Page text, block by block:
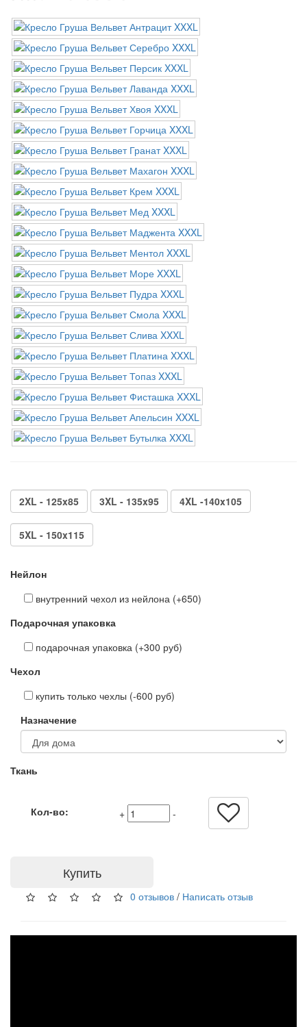
2XL - 125x85 3XL - 135x95 4XL -140x105
5XL - 150x115
Нейлон
внутренний чехол из нейлона (+650)
Подарочная упаковка
подарочная упаковка (+300 руб)
Чехол
купить только чехлы (-600 руб)
Назначение
Ткань
Кол-во: + -
Купить
0 отзывов / Написать отзыв